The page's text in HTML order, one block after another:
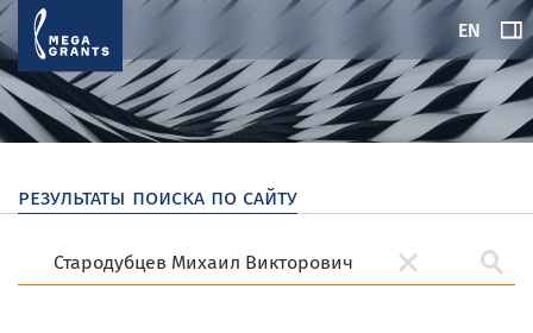
EN
результаты поиска по сайту